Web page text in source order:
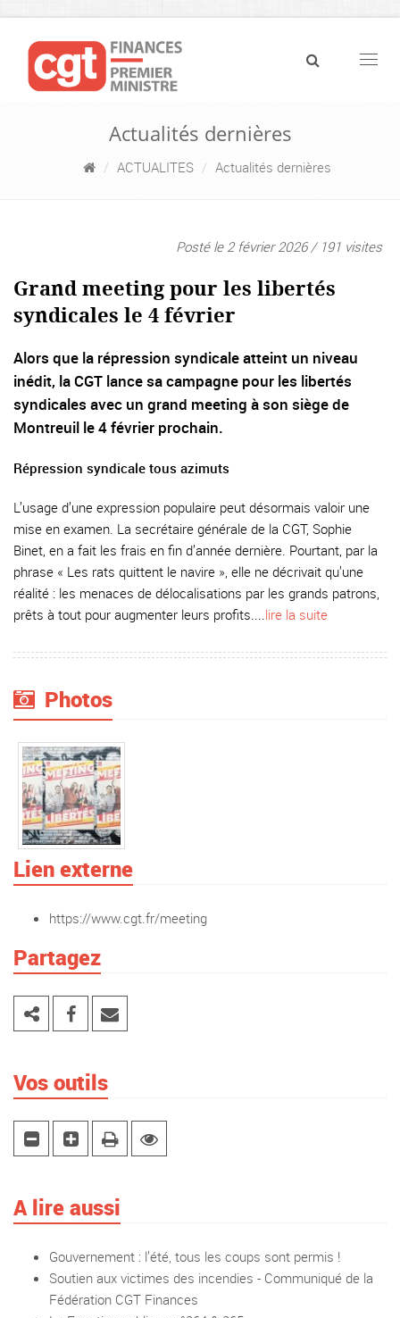
Actualités dernières
ACTUALITES Actualités dernières
Posté le 2 février 2026 / 191 visites
Grand meeting pour les libertés
syndicales le 4 février
Alors que la répression syndicale atteint un niveau
inédit, la CGT lance sa campagne pour les libertés
syndicales avec un grand meeting à son siège de
Montreuil le 4 février prochain.
Répression syndicale tous azimuts
L’usage d’une expression populaire peut désormais valoir une
mise en examen. La secrétaire générale de la CGT, Sophie
Binet, en a fait les frais en fin d’année dernière. Pourtant, par la
phrase « Les rats quittent le navire », elle ne décrivait qu’une
réalité : les menaces de délocalisations par les grands patrons,
prêts à tout pour augmenter leurs profits....lire la suite
Photos
Lien externe
https://www.cgt.fr/meeting
Partagez
Vos outils
A lire aussi
Gouvernement : l’été, tous les coups sont permis !
Soutien aux victimes des incendies - Communiqué de la
Fédération CGT Finances